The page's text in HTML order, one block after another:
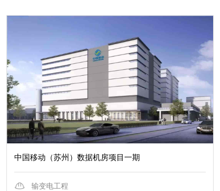
中国移动（苏州）数据机房项目一期
输变电工程